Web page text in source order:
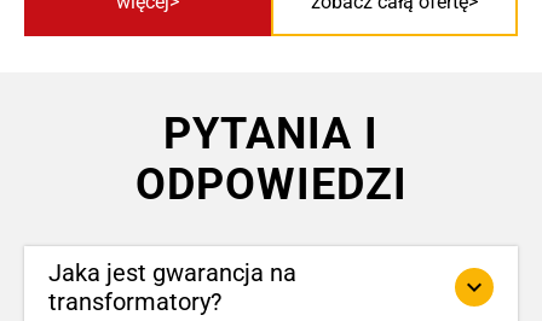
PYTANIA I
ODPOWIEDZI
Jaka jest gwarancja na
transformatory?
keyboard_arrow_down